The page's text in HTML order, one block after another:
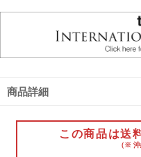
商品詳細
この商品は送
（※